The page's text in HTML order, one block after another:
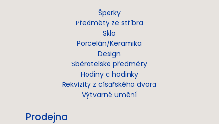
Šperky
Předměty ze stříbra
Sklo
Porcelán/Keramika
Design
Sběratelské předměty
Hodiny a hodinky
Rekvizity z císařského dvora
Výtvarné umění
Prodejna